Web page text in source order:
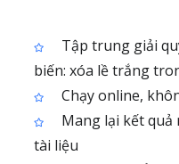
Tập trung giải
biến: xóa lề trắng
Chạy online,
Mang lại kết quả
tài liệu